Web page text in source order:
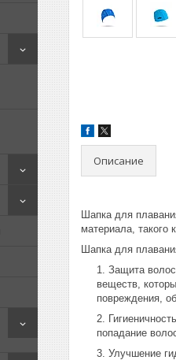
Описание
Шапка для
материала, такого
Шапка для
Защита
веществ,
повреждения,
попадание
Улучшение